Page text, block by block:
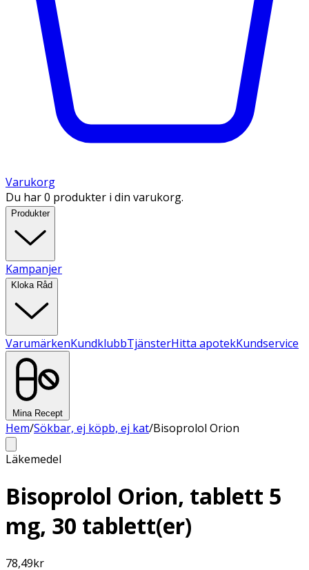
Varukorg
Du har 0 produkter i din varukorg.
Produkter
Kampanjer
Kloka Råd
VarumärkenKundklubbTjänsterHitta apotekKundservice
Mina Recept
Hem/Sökbar, ej köpb, ej kat/Bisoprolol Orion
Läkemedel
Bisoprolol Orion, tablett 5
mg, 30 tablett(er)
78,49kr